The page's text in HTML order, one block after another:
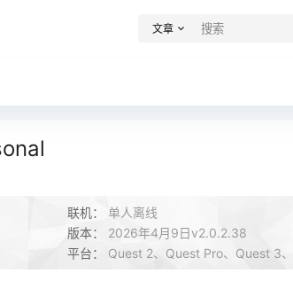
文章
联机： 单人离线
版本： 2026年4月9日v2.0.2.38
平台： Quest 2、Quest Pro、Quest 3